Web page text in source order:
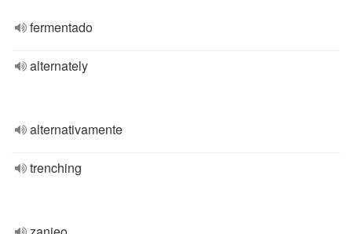
fermentado
alternately
alternativamente
trenching